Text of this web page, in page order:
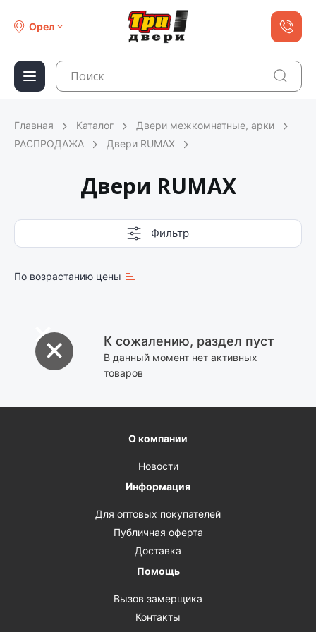
Орел
Главная Каталог
Двери межкомнатные, арки
РАСПРОДАЖА
Двери RUMAX
Двери RUMAX
Фильтр
По возрастанию цены
К сожалению, раздел пуст
В данный момент нет активных
товаров
О компании
Новости
Информация
Для оптовых покупателей
Публичная оферта
Доставка
Помощь
Вызов замерщика
Контакты